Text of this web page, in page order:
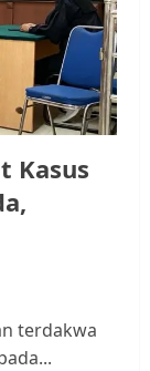
Kasus
terdakwa